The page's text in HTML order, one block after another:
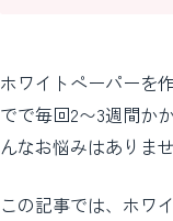
ホワイトペーパーを
でで毎回2〜3週間か
んなお悩みはありませ
この記事では、ホワ